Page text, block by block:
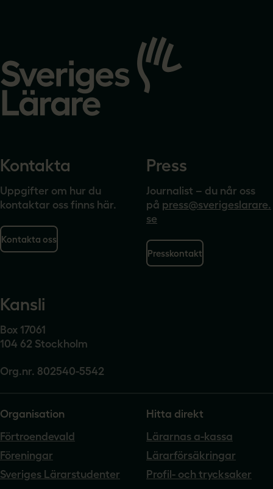
startsidan
Kontakta
Uppgifter om hur du
kontaktar oss finns här.
Kontakta oss
Press
Journalist – du når oss
på press@sverigeslarare.
se
Presskontakt
Kansli
Box 17061
104 62 Stockholm
Org.nr. 802540-5542
Organisation
Förtroendevald
Föreningar
Sveriges Lärarstudenter
Hitta direkt
Lärarnas a-kassa
Lärarförsäkringar
Profil- och trycksaker